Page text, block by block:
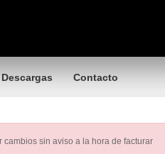
Descargas Contacto
sin aviso a la hora de facturar